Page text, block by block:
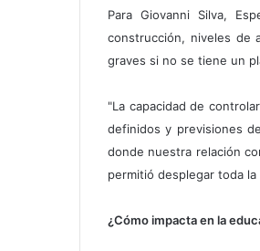
Para Giovanni Silva,
construcción, niveles de
graves si no se tiene un
"La capacidad de
definidos y previsiones
donde nuestra relación
permitió desplegar toda
¿Cómo impacta en la